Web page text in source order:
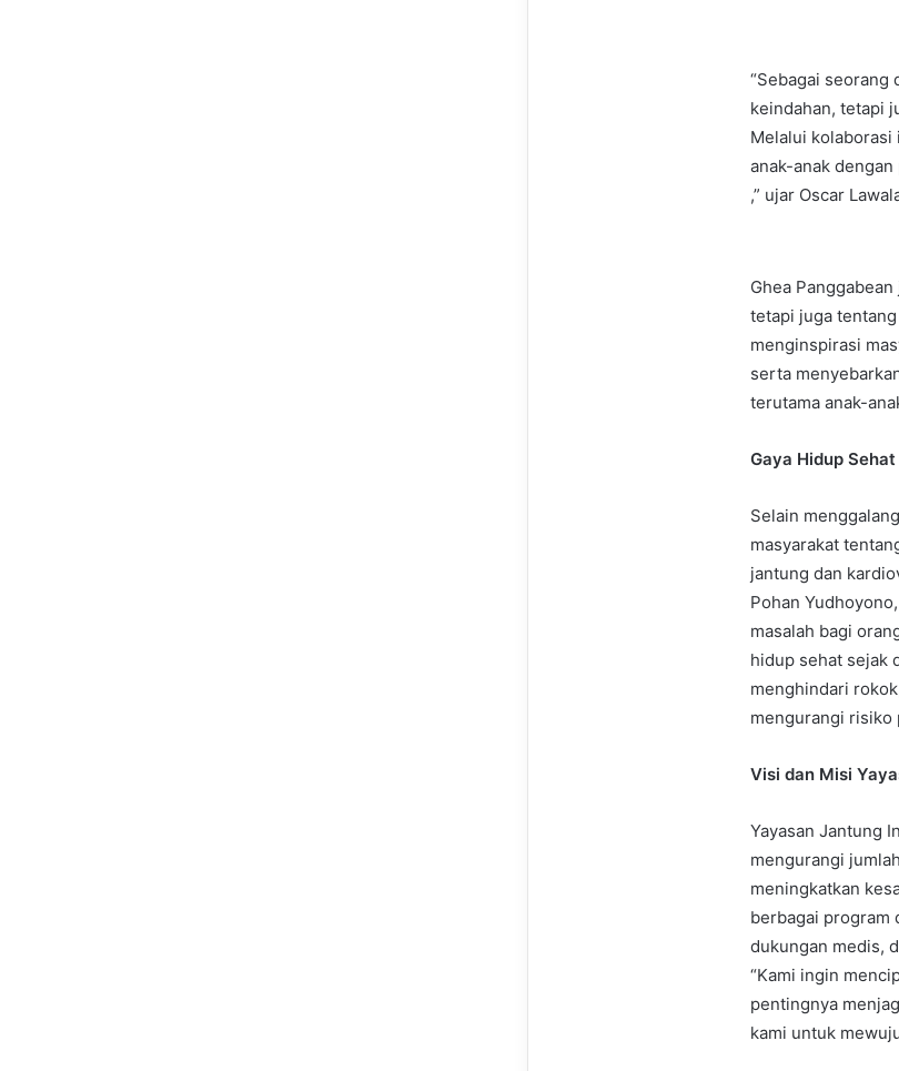
“Sebagai seorang
keindahan, tetapi
Melalui kolaborasi
anak-anak
,” ujar Oscar
Ghea
tetapi juga
menginspirasi
serta
terutama anak-
Gaya Hidup
Selain
masyarakat
jantung dan
Pohan
masalah bagi
hidup sehat sejak
menghindari
mengurangi risiko
Visi dan Misi
Yayasan Jantung
mengurangi
meningkatkan
berbagai program
dukungan medis,
“Kami ingin
pentingnya
kami untuk